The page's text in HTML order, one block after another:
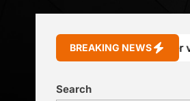
BREAKING NEWS
Shalhoub Tochter von Tony
Search